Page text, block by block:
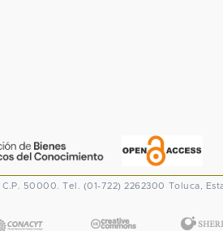
C.P. 50000. Tel. (01-722) 2262300 Toluca,